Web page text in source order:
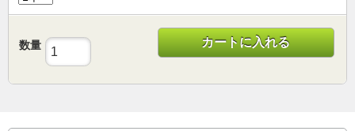
数量 カートに入れる